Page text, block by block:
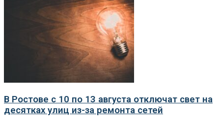
В Ростове с 10 по 13 августа отключат свет на
десятках улиц из-за ремонта сетей